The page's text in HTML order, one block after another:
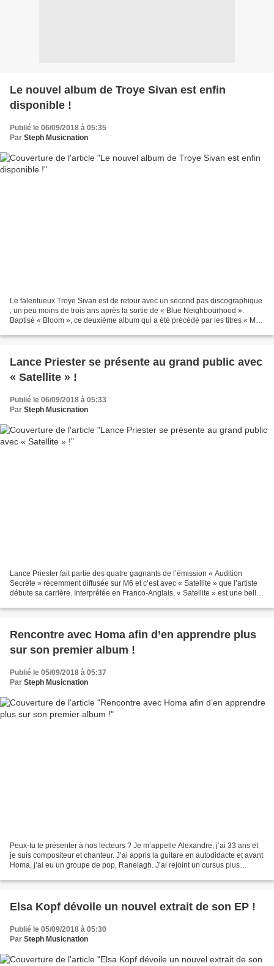
Le nouvel album de Troye Sivan est enfin
disponible !
Publié le 06/09/2018 à 05:35
Par Steph Musicnation
Le talentueux Troye Sivan est de retour avec un second pas discographique
; un peu moins de trois ans après la sortie de « Blue Neighbourhood ».
Baptisé « Bloom », ce deuxième album qui a été précédé par les titres « My
Lance Priester se présente au grand public avec
« Satellite » !
Publié le 06/09/2018 à 05:33
Par Steph Musicnation
Lance Priester fait partie des quatre gagnants de l’émission « Audition
Secrète » récemment diffusée sur M6 et c’est avec « Satellite » que l’artiste
débute sa carrière. Interprétée en Franco-Anglais, « Satellite » est une belle
Rencontre avec Homa afin d’en apprendre plus
sur son premier album !
Publié le 05/09/2018 à 05:37
Par Steph Musicnation
Peux-tu te présenter à nos lecteurs ? Je m’appelle Alexandre, j’ai 33 ans et
je suis compositeur et chanteur. J’ai appris la guitare en autodidacte et avant
Homa, j’ai eu un groupe de pop, Ranelagh. J’ai rejoint un cursus plus
Elsa Kopf dévoile un nouvel extrait de son EP !
Publié le 05/09/2018 à 05:30
Par Steph Musicnation